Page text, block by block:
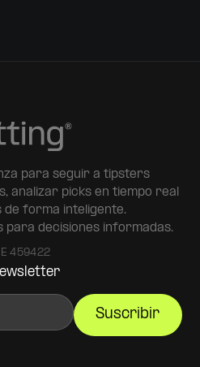
para seguir a tipsters
analizar picks en tiempo real
de forma inteligente.
para decisiones informadas.
459422
Suscribir